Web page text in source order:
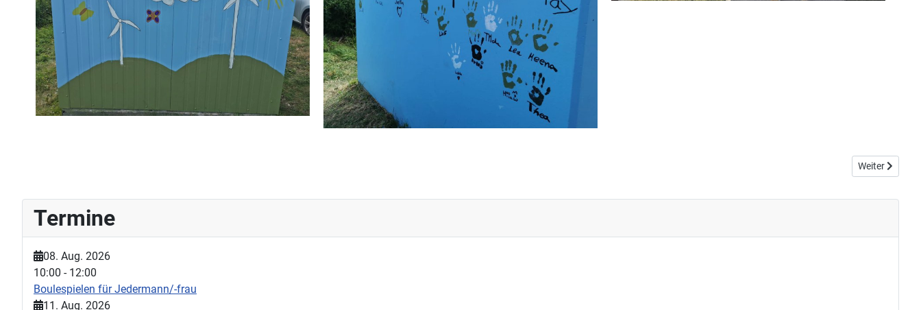
Nächster
Weiter
Termine
08. Aug. 2026
10:00 - 12:00
Boulespielen für Jedermann/-frau
11. Aug. 2026